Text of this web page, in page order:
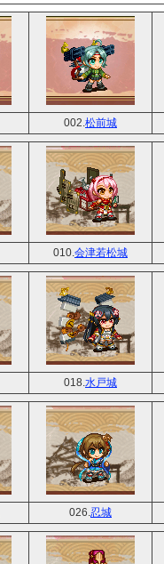
002. 松前城
010. 会津若松城
018. 水戸城
026. 忍城